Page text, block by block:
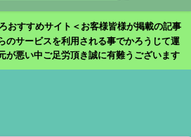
おすすめサイト＜お客様皆様が掲載の記事
のサービスを利用される事でかろうじて運
が悪い中ご足労頂き誠に有難うございます